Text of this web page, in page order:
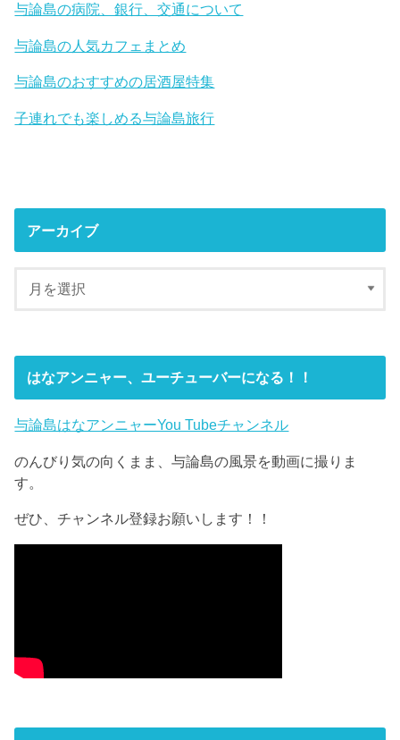
与論島の病院、銀行、交通について
与論島の人気カフェまとめ
与論島のおすすめの居酒屋特集
子連れでも楽しめる与論島旅行
アーカイブ
はなアンニャー、ユーチューバーになる！！
与論島はなアンニャーYou Tubeチャンネル
のんびり気の向くまま、与論島の風景を動画に撮りま
す。
ぜひ、チャンネル登録お願いします！！